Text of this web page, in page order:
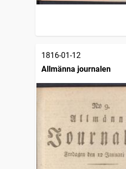
1816-01-12
Allmänna journalen